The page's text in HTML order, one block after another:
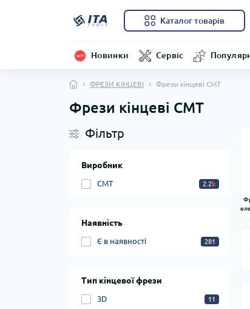
Каталог товарів
Новинки Сервіс
ФРЕЗИ КІНЦЕВІ Фрези кінцеві CMT
Фрези кінцеві CMT
Фільтр
Виробник
CMT 2.2k
Наявність
Є в наявності 281
Тип кінцевої фрези
3D 11